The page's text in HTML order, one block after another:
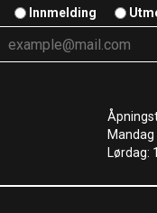
Innmelding
Lørdag: